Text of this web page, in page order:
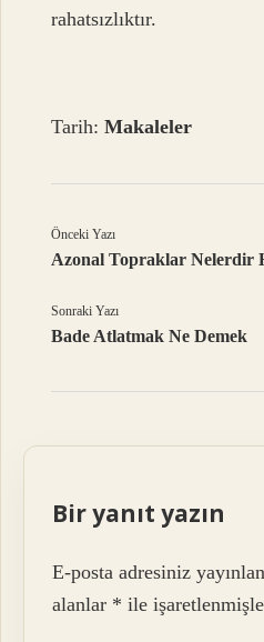
rahatsızlıktır.
Tarih:Makaleler
Önceki Yazı
Azonal Topraklar Nelerdir
Sonraki Yazı
Bade Atlatmak Ne Demek
Bir yanıt yazın
E-posta adresiniz
alanlar * ile